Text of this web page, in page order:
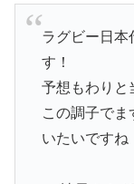
ラグビー日本
す！
予想もわりと
この調子でま
いたいですね